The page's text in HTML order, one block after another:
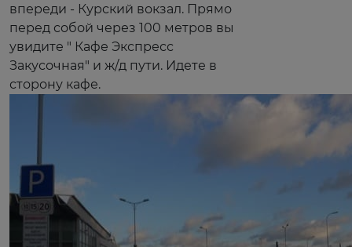
впереди - Курский вокзал. Прямо
перед собой через 100 метров вы
увидите " Кафе Экспресс
Закусочная" и ж/д пути. Идете в
сторону кафе.